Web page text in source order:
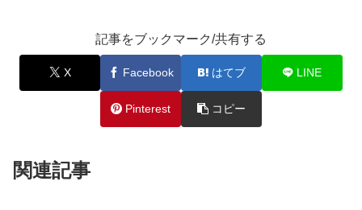
記事をブックマーク/共有する
X Facebook はてブ LINE
Pinterest コピー
関連記事